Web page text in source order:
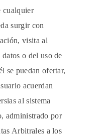
cualquier
surgir con
visita al
o del uso de
se puedan ofertar,
acuerdan
al sistema
administrado por
Arbitrales a los